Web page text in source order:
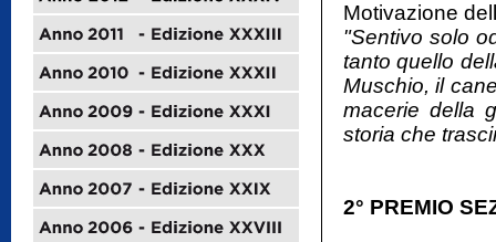
Motivazione
"Sentivo solo
tanto quello
Muschio, il
macerie della
storia che
2° PREMIO